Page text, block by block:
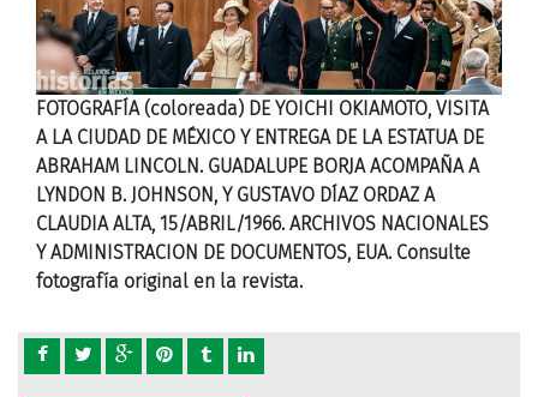
FOTOGRAFÍA (coloreada) DE YOICHI OKIAMOTO, VISITA
A LA CIUDAD DE MÉXICO Y ENTREGA DE LA ESTATUA DE
ABRAHAM LINCOLN. GUADALUPE BORJA ACOMPAÑA A
LYNDON B. JOHNSON, Y GUSTAVO DÍAZ ORDAZ A
CLAUDIA ALTA, 15/ABRIL/1966. ARCHIVOS NACIONALES
Y ADMINISTRACION DE DOCUMENTOS, EUA. Consulte
fotografía original en la revista.